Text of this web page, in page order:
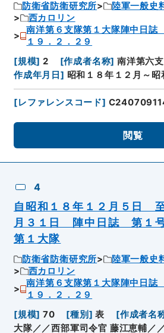
防衛省防衛研究所 陸軍一般史
西カロリン
南洋第６支隊第１大隊陣中日
１９．２．２９
[規模] 2 [作成者名称] 南洋第六
作成年月日 ] 昭和１８年１２月～昭
[レファレンスコード]
閲覧
4
自昭和１８年１２月５日
月３１日 陣中日誌 第１
第１大隊
防衛省防衛研究所 陸軍一般史
西カロリン
南洋第６支隊第１大隊陣中日
１９．２．２９
[規模] 70 [種別 ] 表 [作成者名
大隊／／西部軍司令官 藤江恵輔／